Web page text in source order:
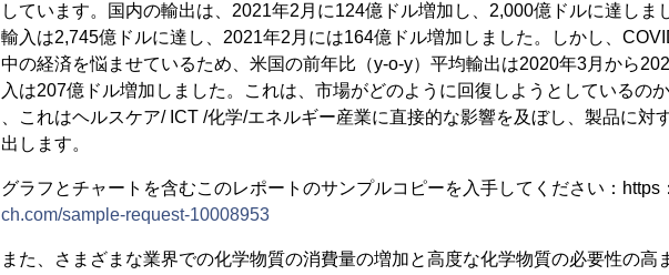
しています。国内の輸出は、2021年2月に124億ドル増加し、2,000億ドルに達しま
輸入は2,745億ドルに達し、2021年2月には164億ドル増加しました。しかし、
中の経済を悩ませているため、米国の前年比（y-o-y）平均輸出は2020年3月から
入は207億ドル増加しました。これは、市場がどのように回復しようとしているの
、これはヘルスケア/ ICT /化学/エネルギー産業に直接的な影響を及ぼし、製品に対
出します。
グラフとチャートを含むこのレポートのサンプルコピーを入手してください：https
ch.com/sample-request-10008953
また、さまざまな業界での化学物質の消費量の増加と高度な化学物質の必要性の高